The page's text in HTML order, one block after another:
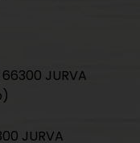
JURVA
JURVA